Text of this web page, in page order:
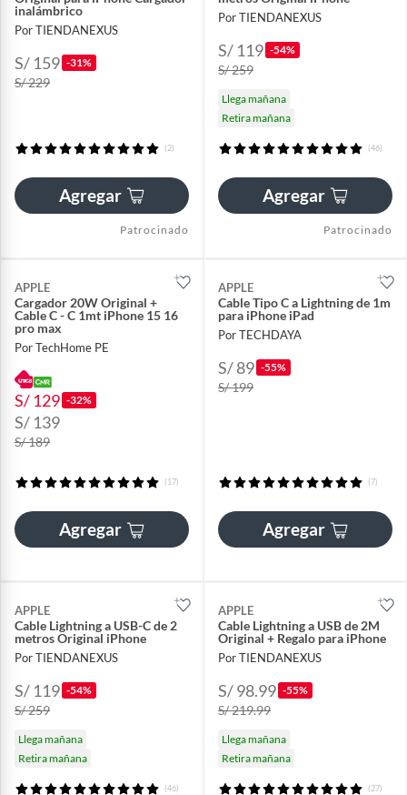
inalámbrico
Por TIENDANEXUS
S/ 159 -31%
S/ 229
(2)
Agregar
Patrocinado
Por TIENDANEXUS
S/ 119 -54%
S/ 259
Llega mañana
Retira mañana
(46)
Agregar
Patrocinado
APPLE
Cargador 20W Original +
Cable C - C 1mt iPhone 15 16
pro max
Por TechHome PE
S/ 129 -32%
S/ 139
S/ 189
(17)
Agregar
APPLE
Cable Tipo C a Lightning de 1m
para iPhone iPad
Por TECHDAYA
S/ 89 -55%
S/ 199
(7)
Agregar
APPLE
Cable Lightning a USB-C de 2
metros Original iPhone
Por TIENDANEXUS
S/ 119 -54%
S/ 259
Llega mañana
Retira mañana
(46)
APPLE
Cable Lightning a USB de 2M
Original + Regalo para iPhone
Por TIENDANEXUS
S/ 98.99 -55%
S/ 219.99
Llega mañana
Retira mañana
(27)